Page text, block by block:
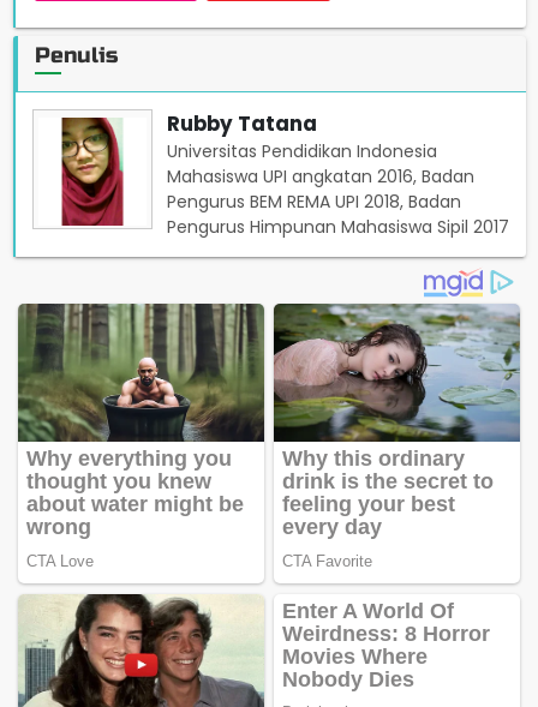
Penulis
Rubby Tatana
Universitas Pendidikan Indonesia
Mahasiswa UPI angkatan 2016, Badan
Pengurus BEM REMA UPI 2018, Badan
Pengurus Himpunan Mahasiswa Sipil 2017